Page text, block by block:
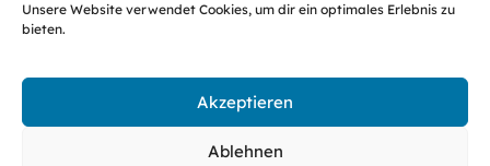
Unsere Website verwendet Cookies, um dir ein optimales Erlebnis zu
bieten.
Akzeptieren
Ablehnen